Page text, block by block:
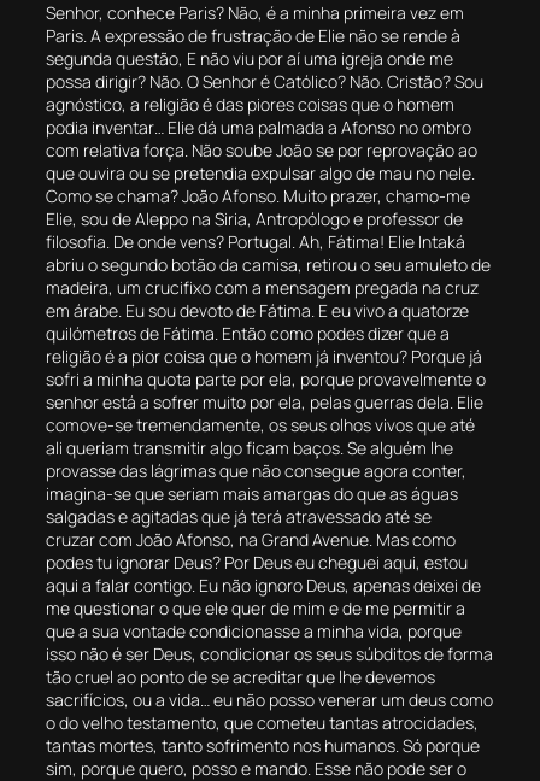
Senhor, conhece Paris? Não, é a minha primeira vez em
Paris. A expressão de frustração de Elie não se rende à
segunda questão, E não viu por aí uma igreja onde me
possa dirigir? Não. O Senhor é Católico? Não. Cristão? Sou
agnóstico, a religião é das piores coisas que o homem
podia inventar… Elie dá uma palmada a Afonso no ombro
com relativa força. Não soube João se por reprovação ao
que ouvira ou se pretendia expulsar algo de mau no nele.
Como se chama? João Afonso. Muito prazer, chamo-me
Elie, sou de Aleppo na Siria, Antropólogo e professor de
filosofia. De onde vens? Portugal. Ah, Fátima! Elie Intaká
abriu o segundo botão da camisa, retirou o seu amuleto de
madeira, um crucifixo com a mensagem pregada na cruz
em árabe. Eu sou devoto de Fátima. E eu vivo a quatorze
quilómetros de Fátima. Então como podes dizer que a
religião é a pior coisa que o homem já inventou? Porque já
sofri a minha quota parte por ela, porque provavelmente o
senhor está a sofrer muito por ela, pelas guerras dela. Elie
comove-se tremendamente, os seus olhos vivos que até
ali queriam transmitir algo ficam baços. Se alguém lhe
provasse das lágrimas que não consegue agora conter,
imagina-se que seriam mais amargas do que as águas
salgadas e agitadas que já terá atravessado até se
cruzar com João Afonso, na Grand Avenue. Mas como
podes tu ignorar Deus? Por Deus eu cheguei aqui, estou
aqui a falar contigo. Eu não ignoro Deus, apenas deixei de
me questionar o que ele quer de mim e de me permitir a
que a sua vontade condicionasse a minha vida, porque
isso não é ser Deus, condicionar os seus súbditos de forma
tão cruel ao ponto de se acreditar que lhe devemos
sacrifícios, ou a vida… eu não posso venerar um deus como
o do velho testamento, que cometeu tantas atrocidades,
tantas mortes, tanto sofrimento nos humanos. Só porque
sim, porque quero, posso e mando. Esse não pode ser o